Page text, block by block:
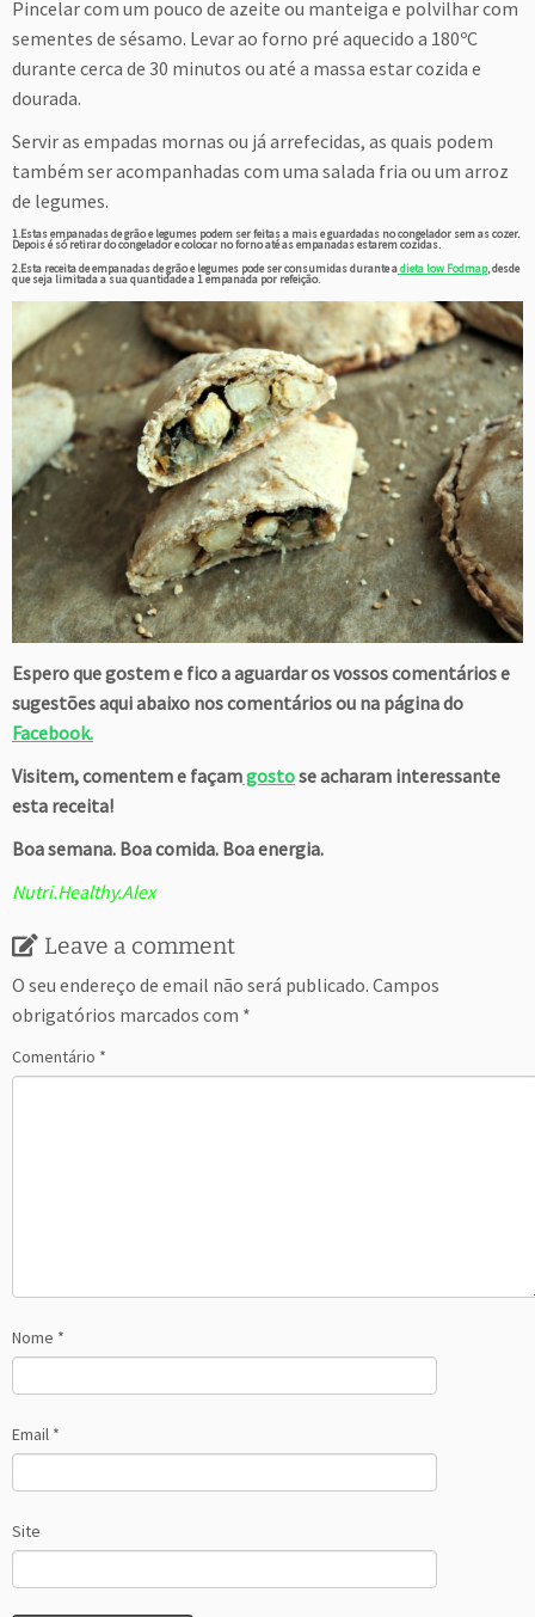
Pincelar com um pouco de azeite ou manteiga e polvilhar com
sementes de sésamo. Levar ao forno pré aquecido a 180ºC
durante cerca de 30 minutos ou até a massa estar cozida e
dourada.
Servir as empadas mornas ou já arrefecidas, as quais podem
também ser acompanhadas com uma salada fria ou um arroz
de legumes.
1.Estas empanadas de grão e legumes podem ser feitas a mais e guardadas no congelador sem as cozer.
Depois é só retirar do congelador e colocar no forno até as empanadas estarem cozidas.
2.Esta receita de empanadas de grão e legumes pode ser consumidas durante adieta low Fodmap, desde
que seja limitada a sua quantidade a 1 empanada por refeição.
Espero que gostem e fico a aguardar os vossos comentários e
sugestões aqui abaixo nos comentários ou na página do
Facebook.
Visitem, comentem e façamgostose acharam interessante
esta receita!
Boa semana. Boa comida. Boa energia.
Nutri.Healthy.Alex
Leave a comment
O seu endereço de email não será publicado. Campos
obrigatórios marcados com *
Comentário *
Nome *
Email *
Site